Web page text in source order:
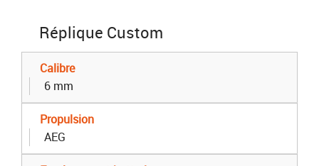
Réplique Custom
Calibre
6 mm
Propulsion
AEG